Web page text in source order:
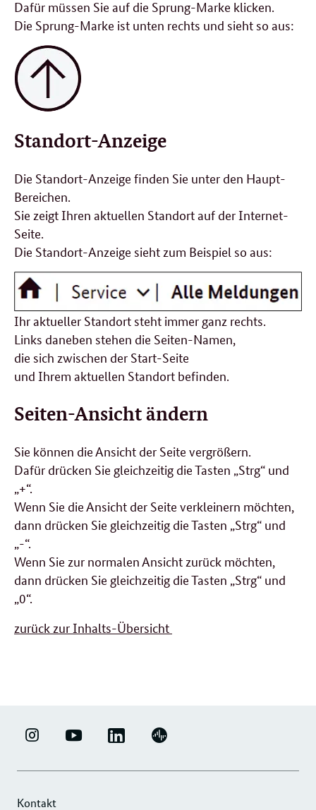
Dafür müssen Sie auf die Sprung-Marke klicken.
Die Sprung-Marke ist unten rechts und sieht so aus:
Standort-Anzeige
Die Standort-Anzeige finden Sie unter den Haupt-
Bereichen.
Sie zeigt Ihren aktuellen Standort auf der Internet-
Seite.
Die Standort-Anzeige sieht zum Beispiel so aus:
Ihr aktueller Standort steht immer ganz rechts.
Links daneben stehen die Seiten-Namen,
die sich zwischen der Start-Seite
und Ihrem aktuellen Standort befinden.
Seiten-Ansicht ändern
Sie können die Ansicht der Seite vergrößern.
Dafür drücken Sie gleichzeitig die Tasten „Strg“ und
„+“.
Wenn Sie die Ansicht der Seite verkleinern möchten,
dann drücken Sie gleichzeitig die Tasten „Strg“ und
„-“.
Wenn Sie zur normalen Ansicht zurück möchten,
dann drücken Sie gleichzeitig die Tasten „Strg“ und
„0“.
zurück zur Inhalts-Übersicht
ERFOLGSFAKTOR
INSTAGRAM
YOUTUBE LINKEDIN
UNTERNEHMENSNETZWERK
PODIGEE
Kontakt